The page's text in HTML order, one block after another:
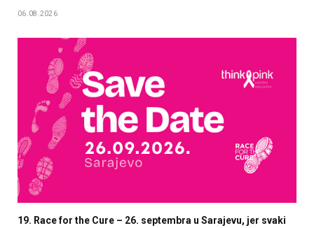
06.08.2026
19. Race for the Cure – 26. septembra u Sarajevu, jer svaki